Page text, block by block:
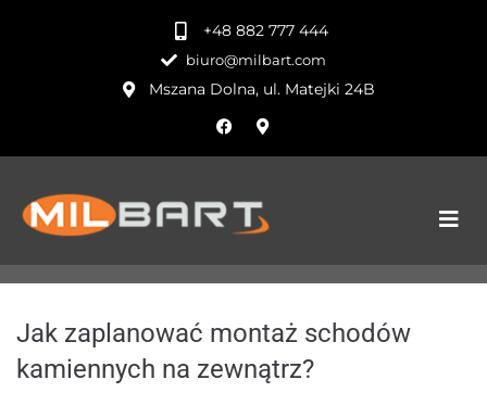
+48 882 777 444
biuro@milbart.com
Mszana Dolna, ul. Matejki 24B
Jak zaplanować montaż schodów
kamiennych na zewnątrz?